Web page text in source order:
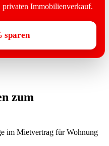
Immobilienverkauf.
sparen
zum
im Mietvertrag für Wohnung